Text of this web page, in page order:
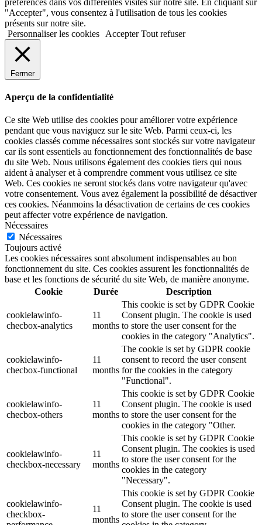
préférences dans vos différentes visites sur notre site. En cliquant sur
"Accepter", vous consentez à l'utilisation de tous les cookies
présents sur notre site.
Personnaliser les cookies
Accepter Tout refuser
Fermer
Aperçu de la confidentialité
Ce site Web utilise des cookies pour améliorer votre expérience
pendant que vous naviguez sur le site Web. Parmi ceux-ci, les
cookies classés comme nécessaires sont stockés sur votre navigateur
car ils sont essentiels au fonctionnement des fonctionnalités de base
du site Web. Nous utilisons également des cookies tiers qui nous
aident à analyser et à comprendre comment vous utilisez ce site
Web. Ces cookies ne seront stockés dans votre navigateur qu'avec
votre consentement. Vous avez également la possibilité de désactiver
ces cookies. Néanmoins la désactivation de certains de ces cookies
peut affecter votre expérience de navigation.
Nécessaires
Nécessaires
Toujours activé
Les cookies nécessaires sont absolument indispensables au bon
fonctionnement du site. Ces cookies assurent les fonctionnalités de
base et les fonctions de sécurité du site Web, de manière anonyme.
Cookie
Durée Description
cookielawinfo-
checbox-analytics
11
months
This cookie is set by GDPR Cookie
Consent plugin. The cookie is used
to store the user consent for the
cookies in the category "Analytics".
cookielawinfo-
checbox-functional
11
months
The cookie is set by GDPR cookie
consent to record the user consent
for the cookies in the category
"Functional".
cookielawinfo-
checbox-others
11
months
This cookie is set by GDPR Cookie
Consent plugin. The cookie is used
to store the user consent for the
cookies in the category "Other.
cookielawinfo-
checkbox-necessary
11
months
This cookie is set by GDPR Cookie
Consent plugin. The cookies is used
to store the user consent for the
cookies in the category
"Necessary".
cookielawinfo-
checkbox-
11
months
This cookie is set by GDPR Cookie
Consent plugin. The cookie is used
to store the user consent for the